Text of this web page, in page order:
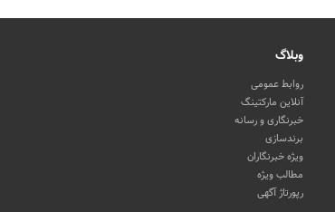
وبلاگ
روابط عمومی
آنلاین مارکتینگ
خبرنگاری و رسانه
برندسازی
ویژه خبرنگاران
مطالب ویژه
رپورتاژ آگهی